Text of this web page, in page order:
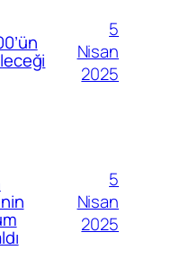
5
Nisan
2025
5
Nisan
2025